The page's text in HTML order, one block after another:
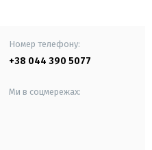
Номер телефону:
+38 044 390 5077
Ми в соцмережах: